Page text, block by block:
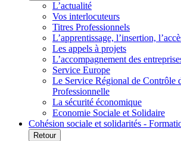
L’actualité
Vos interlocuteurs
Titres Professionnels
L’apprentissage, l’insertion,
Les appels à projets
L’accompagnement des
Service Europe
Le Service Régional de Contrôle
Professionnelle
La sécurité économique
Economie Sociale et Solidaire
Cohésion sociale et solidarités -
Retour